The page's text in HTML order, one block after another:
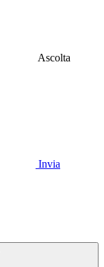
Ascolta
Invia